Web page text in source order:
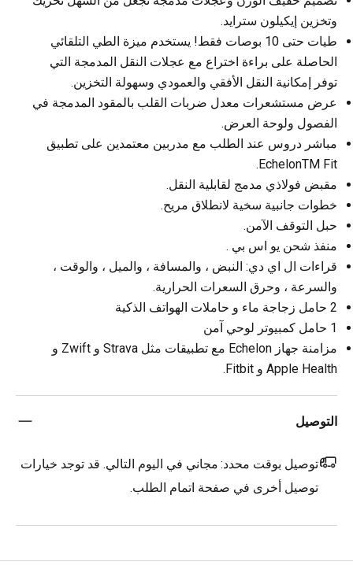
وتخزين إيكيلون سترايد.
طيات حتى 10 بوصات فقط! يستخدم ميزة الطي التلقائي
الحاصلة على براءة اختراع مع عجلات النقل المدمجة التي
توفر إمكانية النقل الأفقي والعمودي وسهولة التخزين.
عرض مستشعرات معدل ضربات القلب بالمقود المدمجة في
الفصول ولوحة العرض.
مباشر دروس عند الطلب مع مدربين معتمدين على تطبيق
EchelonTM Fit.
مقبض فولاذي مدمج لقابلية النقل.
خطوات جانبية سخية لانطلاق مريح.
حبل التوقف الآمن.
منفذ شحن يو اس بي .
قراءات ال اي دي: النبض ، والمسافة ، والميل ، والوقت ،
والسرعة ، وحرق السعرات الحرارية.
2 حامل زجاجة ماء و حاملات الهواتف الذكية
1 حامل كمبيوتر لوحي آمن
مزامنة جهاز Echelon مع تطبيقات مثل Strava و Zwift و
Apple Health و Fitbit.
التوصيل
توصيل بوقت محدد: مجاني في اليوم التالي. قد توجد خيارات
توصيل أخرى في صفحة اتمام الطلب.